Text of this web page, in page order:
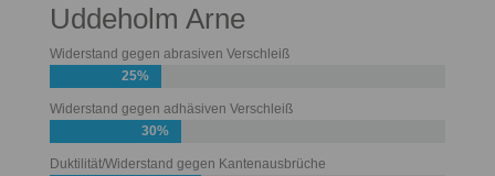
Uddeholm Arne
Widerstand gegen abrasiven Verschleiß
25%
Widerstand gegen adhäsiven Verschleiß
30%
Duktilität/Widerstand gegen Kantenausbrüche